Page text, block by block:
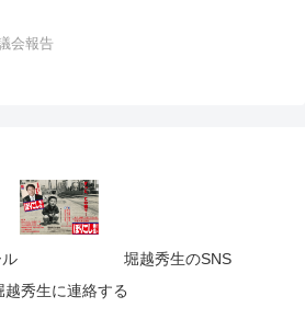
会報告
堀越秀生のSNS
越秀生に連絡する